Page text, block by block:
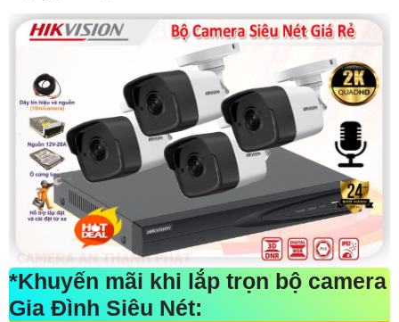
*Khuyến mãi khi lắp trọn bộ camera
Gia Đình Siêu Nét: